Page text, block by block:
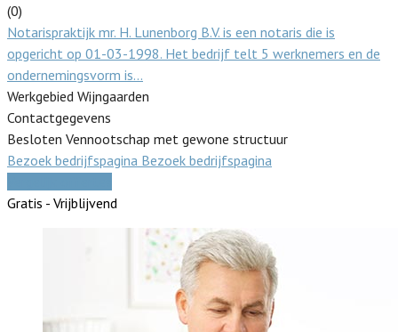
(0)
Notarispraktijk mr. H. Lunenborg B.V. is een notaris die is
opgericht op 01-03-1998. Het bedrijf telt 5 werknemers en de
ondernemingsvorm is…
Werkgebied Wijngaarden
Contactgegevens
Besloten Vennootschap met gewone structuur
Bezoek bedrijfspagina Bezoek bedrijfspagina
Gratis - Vrijblijvend